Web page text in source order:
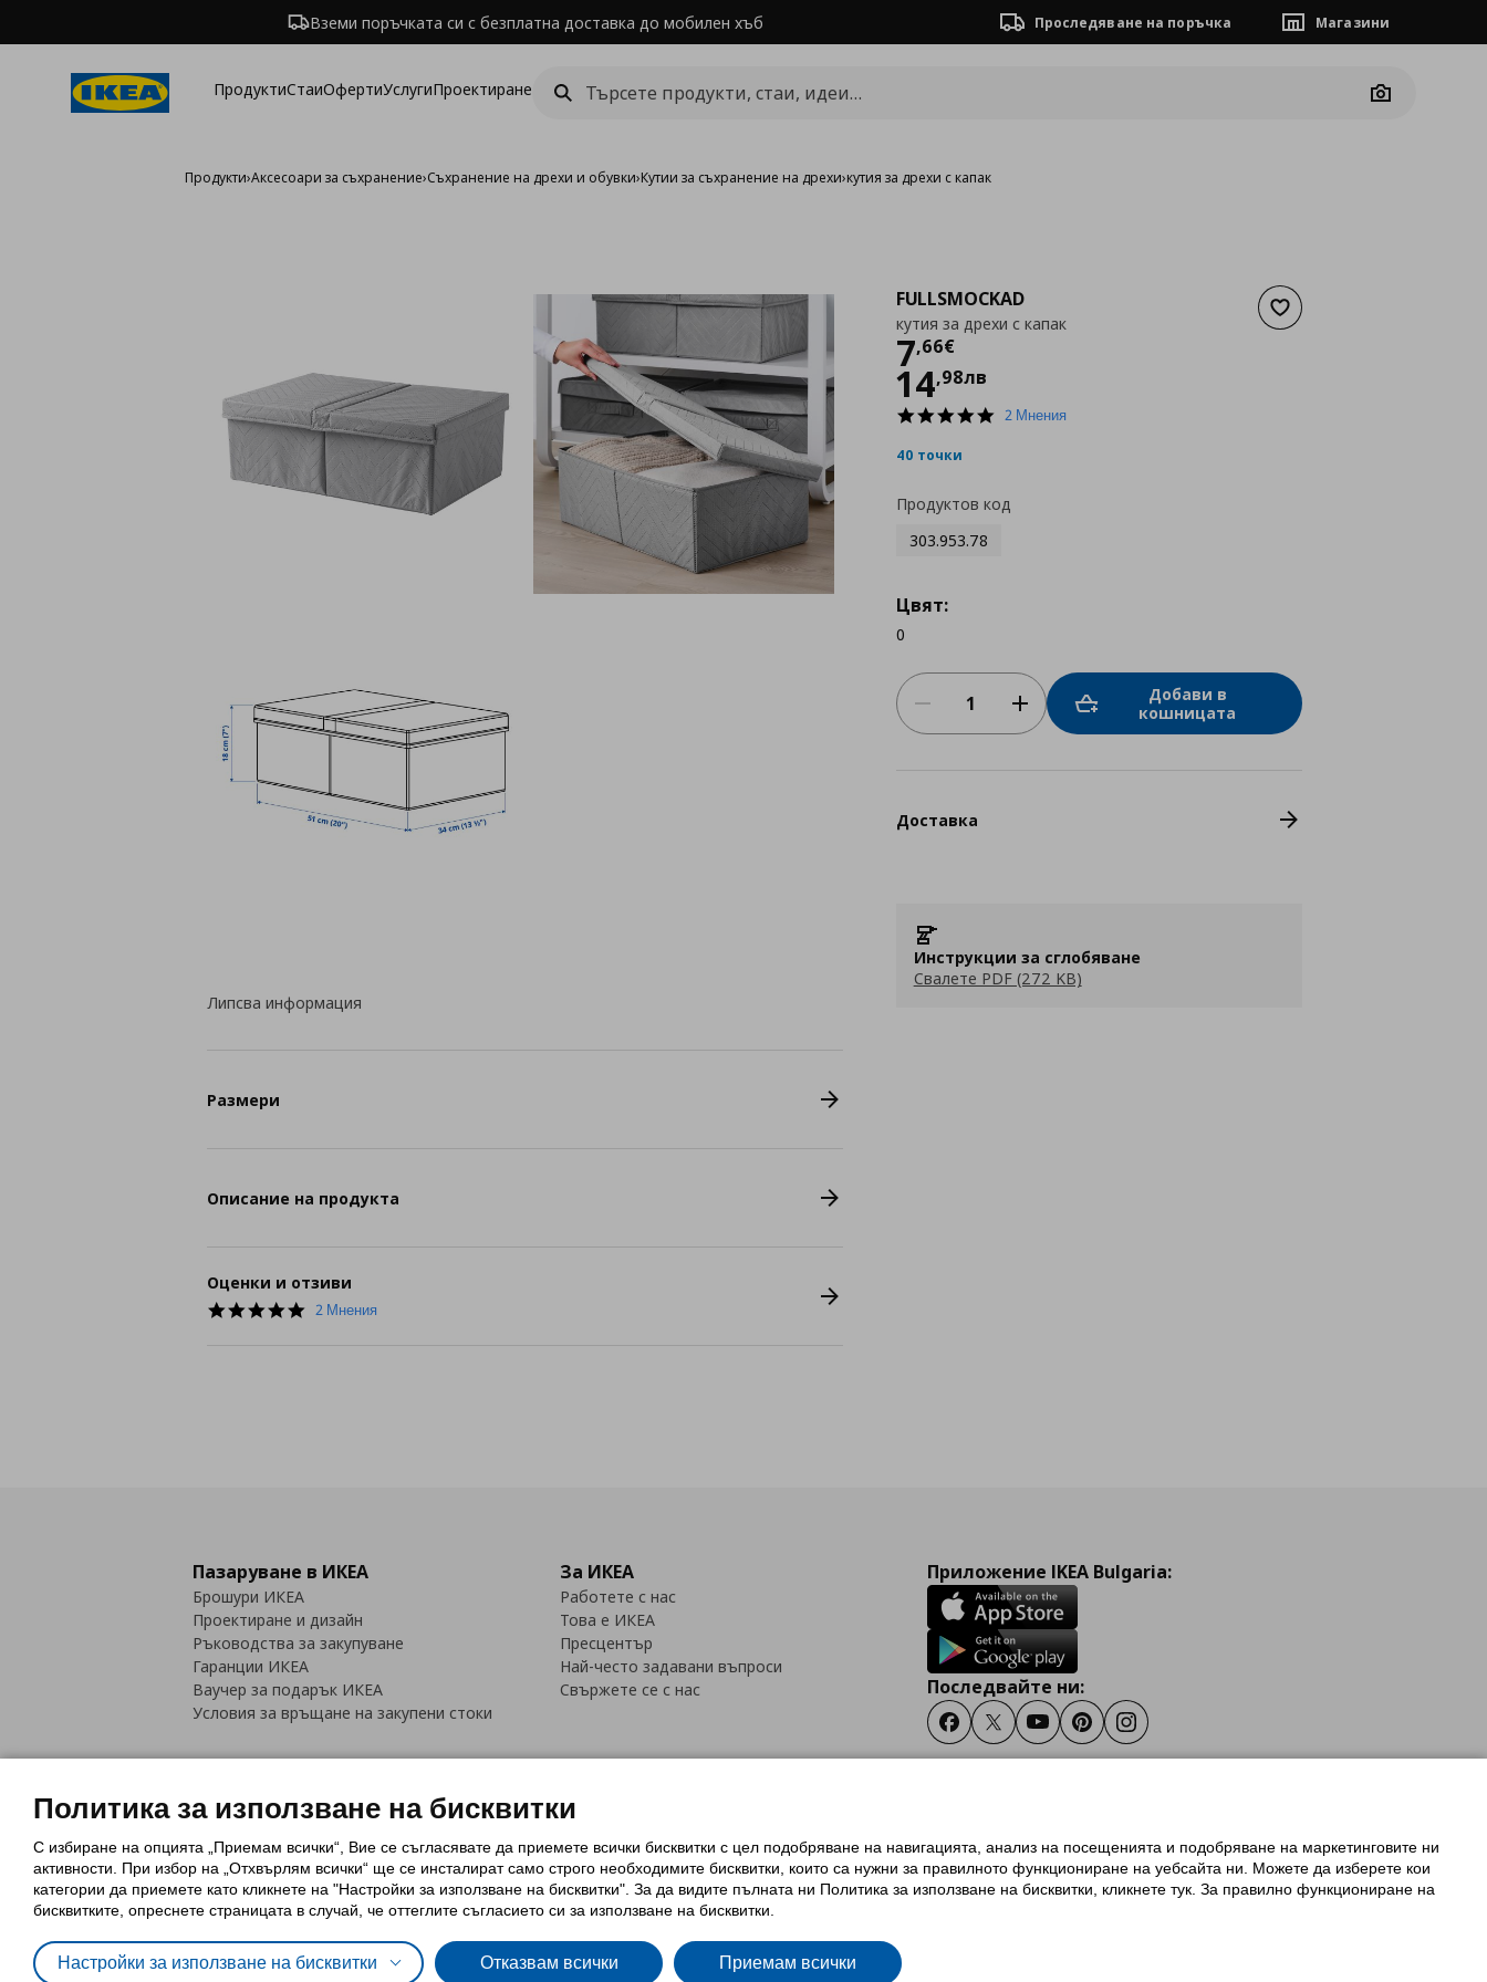
Вземи поръчката си с безплатна доставка до мобилен хъб Проследяване на поръчка Магазини
ПродуктиСтаиОфертиУслугиПроектиране
Camera
Продукти›Аксесоари за съхранение›Съхранение на дрехи и обувки›Кутии за съхранение на дрехи›кутия за дрехи с капак
Добави към списъка с
FULLSMOCKAD
кутия за дрехи с капак
7,66€
Цена
14,98лв
5.02 Мнения
40 точки
Продуктов код
303.953.78
Цвят:
0
Добави в
кошницата
Доставка
Инструкции за сглобяване
Свалете PDF (272 KB)
Липсва информация
Размери
Описание на продукта
Оценки и отзиви
5.0
2 Мнения
Пазаруване в ИКЕА
Брошури ИКЕА
Проектиране и дизайн
Ръководства за закупуване
Гаранции ИКЕА
Ваучер за подарък ИКЕА
Условия за връщане на закупени стоки
За ИКЕА
Работете с нас
Това е ИКЕА
Пресцентър
Най-често задавани въпроси
Свържете се с нас
Приложение IKEA Bulgaria:
Последвайте ни:
FacebookTwitterYoutubePinterestInstagram
Политика за използване на бисквитки (Cookies)Избор на настройки за използване на бисквиткиУсловия за ползване на ikea.bg
Обща политика за личните данни
Политика за защита на личните данни на ikea.bg
Общи условия на програма IKEA Family
Политика за защита на лични данни на програма IKEA Family
Политика за използване на бисквитки
С избиране на опцията „Приемам всички“, Вие се съгласявате да приемете всички бисквитки с цел подобряване на навигацията, анализ на посещенията и подобряване на маркетинговите ни
активности. При избор на „Отхвърлям всички“ ще се инсталират само строго необходимитe бисквитки, които са нужни за правилното функциониране на уебсайта ни. Можете да изберете кои
категории да приемете като кликнете на "Настройки за използване на бисквитки". За да видите пълната ни Политика за използване на бисквитки, кликнете тук. За правилно функциониране на
бисквитките, опреснете страницата в случай, че оттеглите съгласието си за използване на бисквитки.
Настройки за използване на бисквитки Отказвам всички Приемам всички